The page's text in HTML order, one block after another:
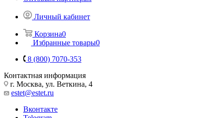
Личный кабинет
Корзина0
Избранные товары0
8 (800) 7070-353
Контактная информация
г. Москва, ул. Веткина, 4
estet@estet.ru
Вконтакте